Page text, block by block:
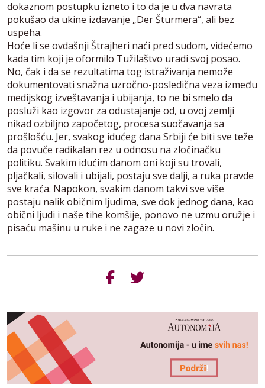
dokaznom postupku izneto i to da je u dva navrata
pokušao da ukine izdavanje „Der Šturmera“, ali bez
uspeha.
Hoće li se ovdašnji Štrajheri naći pred sudom, videćemo
kada tim koji je oformilo Tužilaštvo uradi svoj posao.
No, čak i da se rezultatima tog istraživanja nemože
dokumentovati snažna uzročno-posledična veza između
medijskog izveštavanja i ubijanja, to ne bi smelo da
posluži kao izgovor za odustajanje od, u ovoj zemlji
nikad ozbiljno započetog, procesa suočavanja sa
prošlošću. Jer, svakog idućeg dana Srbiji će biti sve teže
da povuče radikalan rez u odnosu na zločinačku
politiku. Svakim idućim danom oni koji su trovali,
pljačkali, silovali i ubijali, postaju sve dalji, a ruka pravde
sve kraća. Napokon, svakim danom takvi sve više
postaju nalik običnim ljudima, sve dok jednog dana, kao
obični ljudi i naše tihe komšije, ponovo ne uzmu oružje i
pisaću mašinu u ruke i ne zagaze u novi zločin.